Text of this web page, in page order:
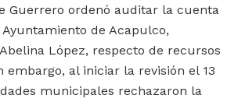
Guerrero ordenó auditar la cuenta
de Acapulco,
López, respecto de recursos
embargo, al iniciar la revisión el 13
municipales rechazaron la